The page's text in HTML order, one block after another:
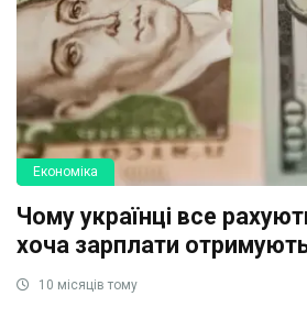
Економіка
Чому українці все
хоча зарплати отримують
10 місяців тому